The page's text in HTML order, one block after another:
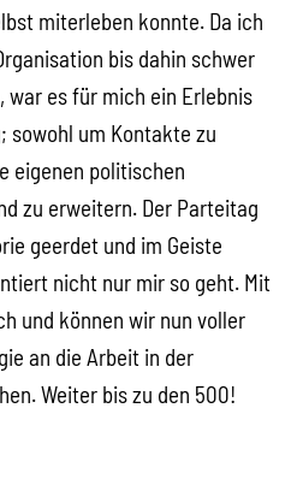
miterleben konnte. Da ich
bis dahin schwer
war es für mich ein Erlebnis
sowohl um Kontakte zu
eigenen politischen
zu erweitern. Der Parteitag
geerdet und im Geiste
nicht nur mir so geht. Mit
und können wir nun voller
an die Arbeit in der
Weiter bis zu den 500!